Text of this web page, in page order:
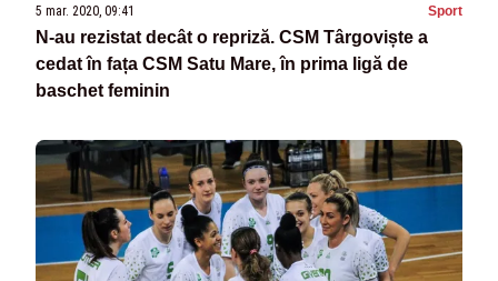
5 mar. 2020, 09:41 Sport
N-au rezistat decât o repriză. CSM Târgoviște a
cedat în fața CSM Satu Mare, în prima ligă de
baschet feminin